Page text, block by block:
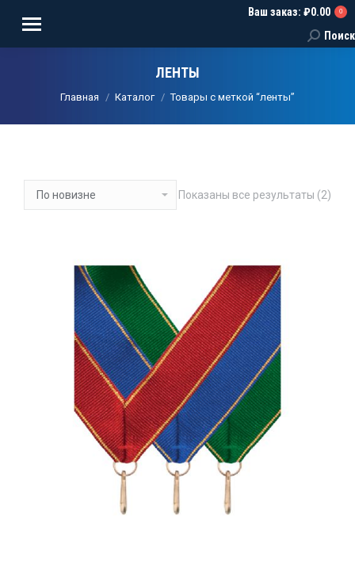
Ваш заказ: ₽0.00 0
Поиск:
Поиск
ЛЕНТЫ
Вы здесь:
Главная Каталог Товары с меткой “ленты”
Показаны все результаты (2)